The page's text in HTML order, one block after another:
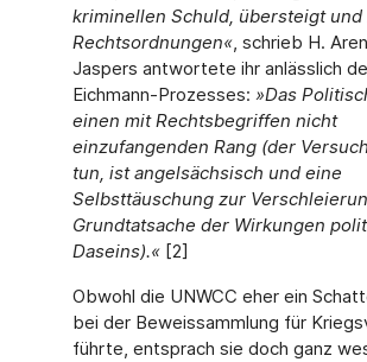
kriminellen Schuld, übersteigt und
Rechtsordnungen«, schrieb H.
Jaspers antwortete ihr anlässlich
Eichmann-Prozesses: »Das
einen mit Rechtsbegriffen nicht
einzufangenden Rang (der
tun, ist angelsächsisch und eine
Selbsttäuschung zur
Grundtatsache der Wirkungen
Daseins).«[2]
Obwohl die UNWCC eher ein
bei der Beweissammlung für
führte, entsprach sie doch ganz